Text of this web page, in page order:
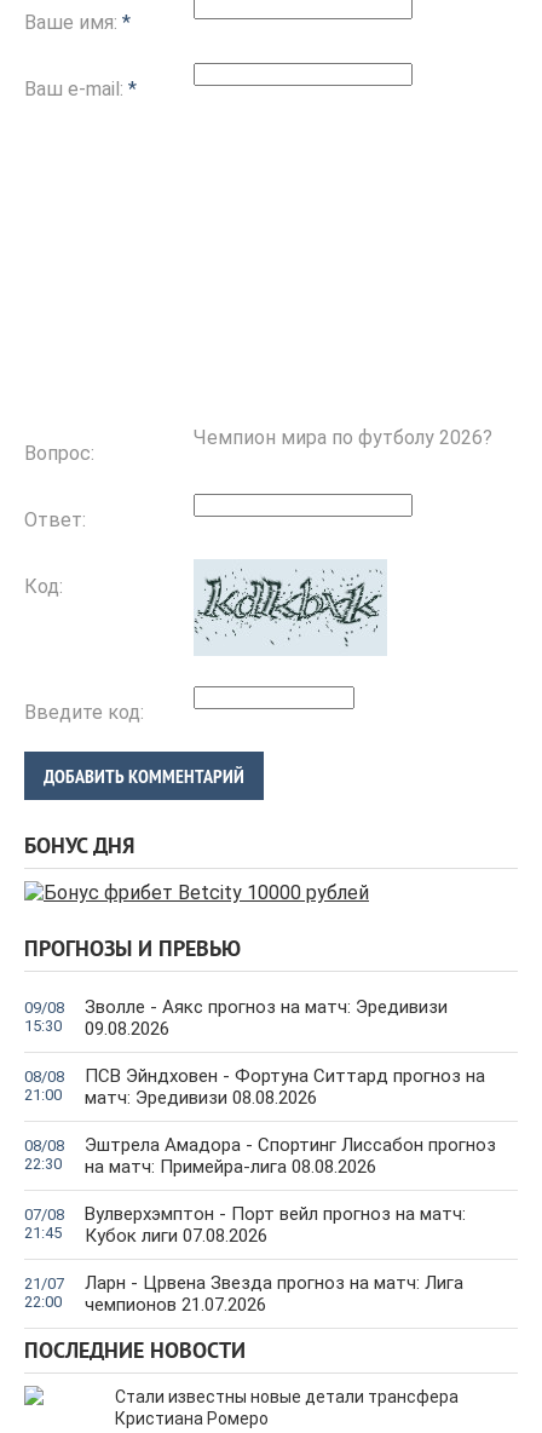
Ваше имя: *
Ваш e-mail: *
Вопрос:
Чемпион мира по футболу 2026?
Ответ:
Код:
Введите код:
ДОБАВИТЬ КОММЕНТАРИЙ
БОНУС ДНЯ
ПРОГНОЗЫ И ПРЕВЬЮ
09/08
15:30
Зволле - Аякс прогноз на матч: Эредивизи
09.08.2026
08/08
21:00
ПСВ Эйндховен - Фортуна Ситтард прогноз на
матч: Эредивизи 08.08.2026
08/08
22:30
Эштрела Амадора - Спортинг Лиссабон прогноз
на матч: Примейра-лига 08.08.2026
07/08
21:45
Вулверхэмптон - Порт вейл прогноз на матч:
Кубок лиги 07.08.2026
21/07
22:00
Ларн - Црвена Звезда прогноз на матч: Лига
чемпионов 21.07.2026
ПОСЛЕДНИЕ НОВОСТИ
Стали известны новые детали трансфера
Кристиана Ромеро